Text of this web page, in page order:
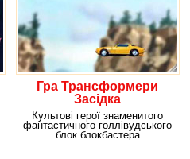
Гра Трансформери
Засідка
Культові герої знаменитого
фантастичного голлівудського
блок блокбастера